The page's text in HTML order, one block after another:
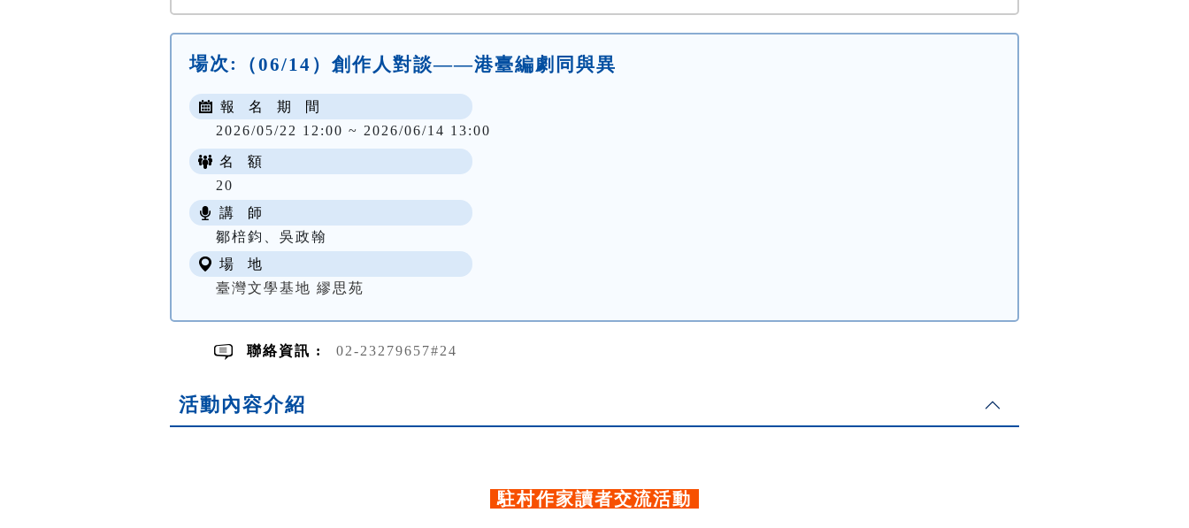
場次: （06/14）創作人對談——港臺編劇同與異
報 名 期 間
2026/05/22 12:00 ~ 2026/06/14 13:00
名 額
20
講 師
鄒棓鈞、吳政翰
場 地
臺灣文學基地 繆思苑
聯絡資訊 : 02-23279657#24
活動內容介紹
駐村作家讀者交流活動